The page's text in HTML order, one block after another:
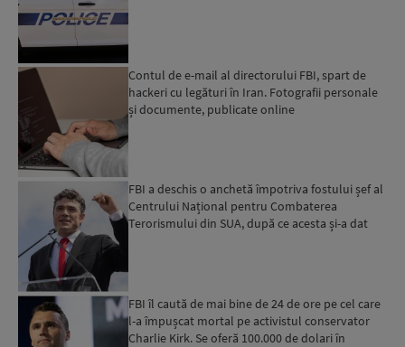
Contul de e-mail al directorului FBI, spart de
hackeri cu legături în Iran. Fotografii personale
și documente, publicate online
FBI a deschis o anchetă împotriva fostului șef al
Centrului Național pentru Combaterea
Terorismului din SUA, după ce acesta și-a dat
FBI îl caută de mai bine de 24 de ore pe cel care
l-a împușcat mortal pe activistul conservator
Charlie Kirk. Se oferă 100.000 de dolari în